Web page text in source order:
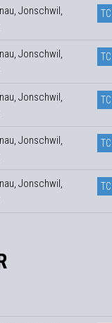
Jonschwil,
Jonschwil,
Jonschwil,
Jonschwil,
Jonschwil,